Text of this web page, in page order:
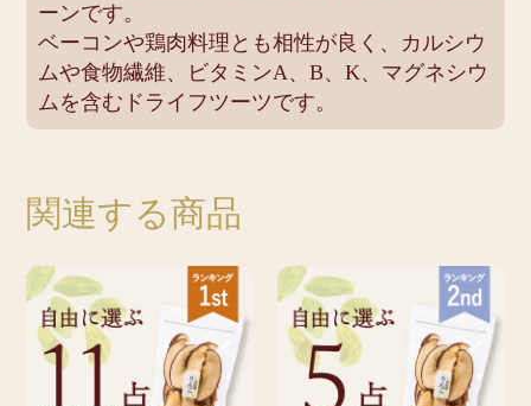
ーンです。
ベーコンや鶏肉料理とも相性が良く、カルシウ
ムや食物繊維、ビタミンA、B、K、マグネシウ
ムを含むドライフツーツです。
関連する商品